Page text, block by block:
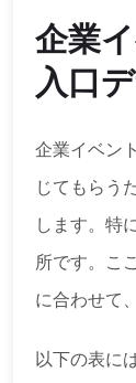
企業
入口
企業イベン
じてもらう
します。特
所です。こ
に合わせて
以下の表に